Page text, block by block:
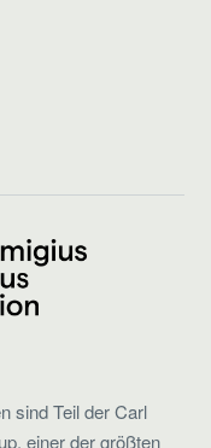
sind Teil der Carl
einer der größten